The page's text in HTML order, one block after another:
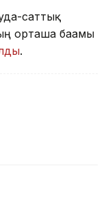
саттық
орташа бағамы
.